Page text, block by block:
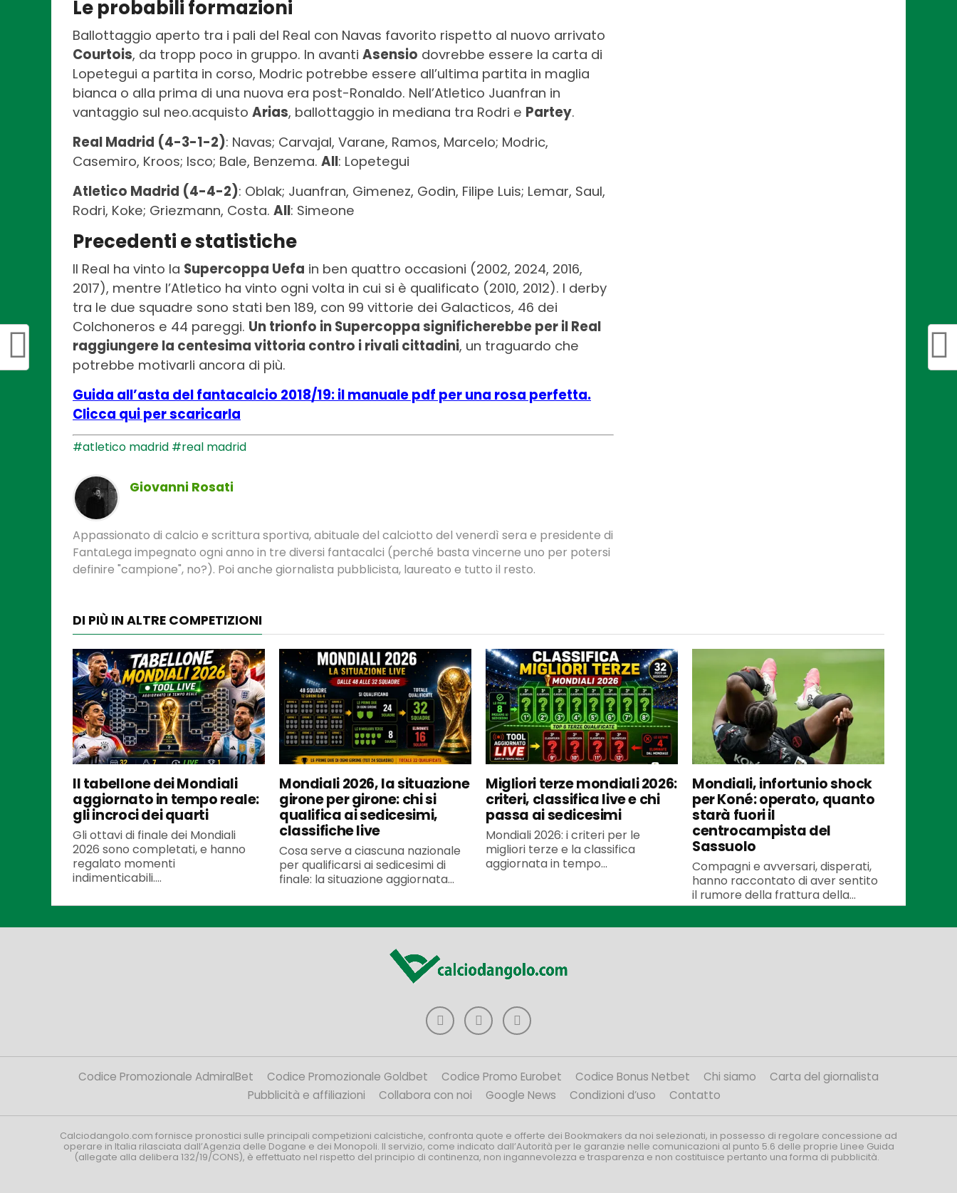
Le probabili formazioni
Ballottaggio aperto tra i pali del Real con Navas favorito rispetto al nuovo arrivato
Courtois, da tropp poco in gruppo. In avanti Asensio dovrebbe essere la carta di
Lopetegui a partita in corso, Modric potrebbe essere all’ultima partita in maglia
bianca o alla prima di una nuova era post-Ronaldo. Nell’Atletico Juanfran in
vantaggio sul neo.acquisto Arias, ballottaggio in mediana tra Rodri e Partey.
Real Madrid (4-3-1-2): Navas; Carvajal, Varane, Ramos, Marcelo; Modric,
Casemiro, Kroos; Isco; Bale, Benzema. All: Lopetegui
Atletico Madrid (4-4-2): Oblak; Juanfran, Gimenez, Godin, Filipe Luis; Lemar, Saul,
Rodri, Koke; Griezmann, Costa. All: Simeone
Precedenti e statistiche
Il Real ha vinto la Supercoppa Uefa in ben quattro occasioni (2002, 2024, 2016,
2017), mentre l’Atletico ha vinto ogni volta in cui si è qualificato (2010, 2012). I derby
tra le due squadre sono stati ben 189, con 99 vittorie dei Galacticos, 46 dei
Colchoneros e 44 pareggi. Un trionfo in Supercoppa significherebbe per il Real
raggiungere la centesima vittoria contro i rivali cittadini, un traguardo che
potrebbe motivarli ancora di più.
Guida all’asta del fantacalcio 2018/19: il manuale pdf per una rosa perfetta.
Clicca qui per scaricarla
#atletico madrid #real madrid
Giovanni Rosati
Appassionato di calcio e scrittura sportiva, abituale del calciotto del venerdì sera e presidente di
FantaLega impegnato ogni anno in tre diversi fantacalci (perché basta vincerne uno per potersi
definire "campione", no?). Poi anche giornalista pubblicista, laureato e tutto il resto.
DI PIÙ IN ALTRE COMPETIZIONI
Il tabellone dei Mondiali
aggiornato in tempo reale:
gli incroci dei quarti
Gli ottavi di finale dei Mondiali
2026 sono completati, e hanno
regalato momenti
indimenticabili....
Mondiali 2026, la situazione
girone per girone: chi si
qualifica ai sedicesimi,
classifiche live
Cosa serve a ciascuna nazionale
per qualificarsi ai sedicesimi di
finale: la situazione aggiornata...
Migliori terze mondiali 2026:
criteri, classifica live e chi
passa ai sedicesimi
Mondiali 2026: i criteri per le
migliori terze e la classifica
aggiornata in tempo...
Mondiali, infortunio shock
per Koné: operato, quanto
starà fuori il
centrocampista del
Sassuolo
Compagni e avversari, disperati,
hanno raccontato di aver sentito
il rumore della frattura della...
Codice Promozionale AdmiralBet Codice Promozionale Goldbet Codice Promo Eurobet Codice Bonus Netbet Chi siamo
Carta del giornalista
Pubblicità e affiliazioni
Collabora con noi Google News Condizioni d’uso Contatto
Calciodangolo.com fornisce pronostici sulle principali competizioni calcistiche, confronta quote e offerte dei Bookmakers da noi selezionati, in possesso di regolare concessione ad
operare in Italia rilasciata dall’Agenzia delle Dogane e dei Monopoli. Il servizio, come indicato dall’Autorità per le garanzie nelle comunicazioni al punto 5.6 delle proprie Linee Guida
(allegate alla delibera 132/19/CONS), è effettuato nel rispetto del principio di continenza, non ingannevolezza e trasparenza e non costituisce pertanto una forma di pubblicità.